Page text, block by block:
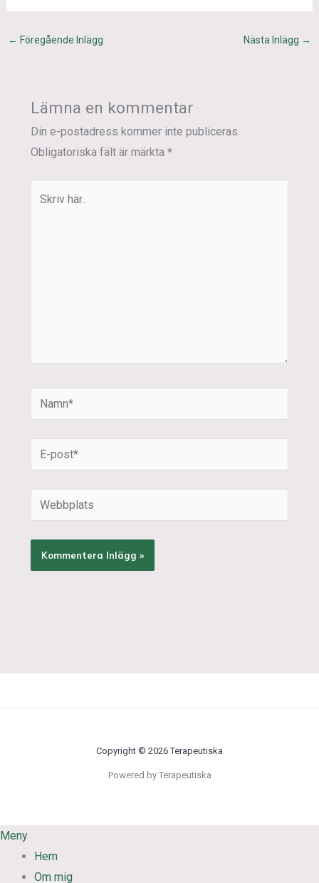
← Föregående Inlägg Nästa Inlägg →
Lämna en kommentar
Din e-postadress kommer inte publiceras.
Obligatoriska fält är märkta *
Namn*
post*
Webbplats
Copyright © 2026 Terapeutiska
Powered by Terapeutiska
Meny
Hem
Om mig